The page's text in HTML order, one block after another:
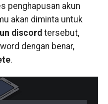
penghapusan akun
akan diminta untuk
discord tersebut,
dengan benar,
.